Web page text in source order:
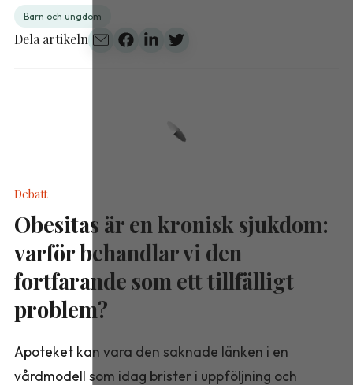
Barn och ungdom
Dela artikeln
Debatt
Obesitas är en kronisk sjukdom:
varför behandlar vi den
fortfarande som ett tillfälligt
problem?
Apoteket kan vara den saknade länken i en
vårdmodell som idag brister i uppföljning och